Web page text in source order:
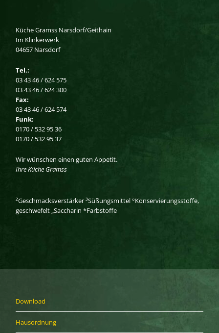
Küche Gramss Narsdorf/Geithain
Im Klinkerwerk
04657 Narsdorf
Tel.:
03 43 46 / 624 575
03 43 46 / 624 300
Fax:
03 43 46 / 624 574
Funk:
0170 / 532 95 36
0170 / 532 95 37
Wir wünschen einen guten Appetit.
Ihre Küche Gramss
²Geschmacksverstärker ³Süßungsmittel °Konservierungsstoffe,
geschwefelt „Saccharin *Farbstoffe
Download
Hausordnung